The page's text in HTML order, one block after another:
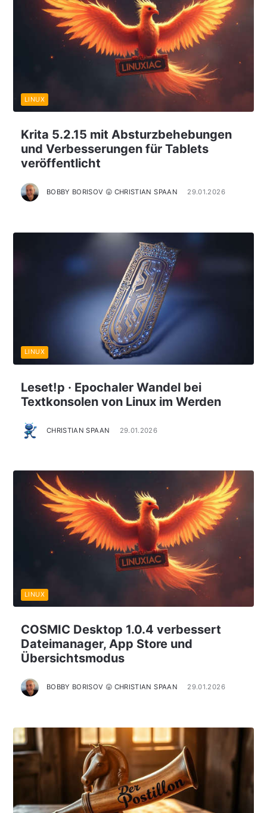
Krita 5.2.15 mit Absturzbehebungen
und Verbesserungen für Tablets
veröffentlicht
BOBBY BORISOV 😛 CHRISTIAN SPAAN 29.01.2026
LINUX
Leset!p · Epochaler Wandel bei
Textkonsolen von Linux im Werden
CHRISTIAN SPAAN 29.01.2026
LINUX
COSMIC Desktop 1.0.4 verbessert
Dateimanager, App Store und
Übersichtsmodus
BOBBY BORISOV 😛 CHRISTIAN SPAAN 29.01.2026
LINUX